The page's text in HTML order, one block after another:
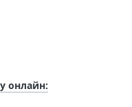
онлайн: